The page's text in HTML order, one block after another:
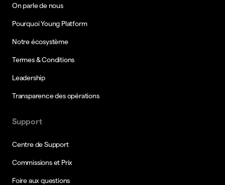
On parle de nous
Pourquoi Young Platform
Notre écosystème
Termes & Conditions
Leadership
Transparence des opérations
Support
Centre de Support
Commissions et Prix
Foire aux questions